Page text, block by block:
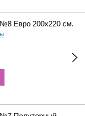
Евро 200х220 см.